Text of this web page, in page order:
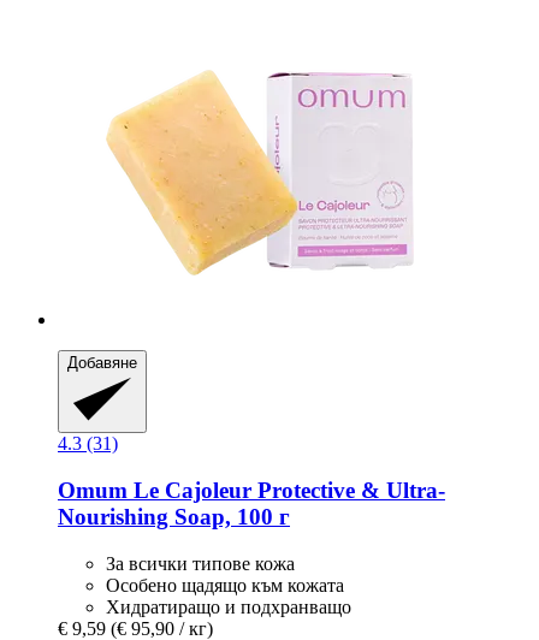
Добавяне
4.3 (31)
Omum Le Cajoleur Protective & Ultra-​
Nourishing Soap, 100 г
За всички типове кожа
Особено щадящо към кожата
Хидратиращо и подхранващо
€ 9,59 (€ 95,90 / кг)